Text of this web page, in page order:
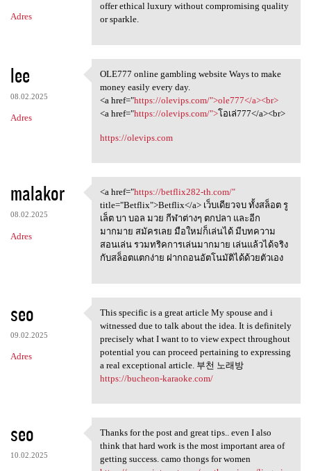
Adres
offer ethical luxury without compromising quality
or sparkle.
lee
08.02.2025
Adres
OLE777 online gambling
OLE777 online gambling website Ways to make
money easily every day.
<a href="https://olevips.com/">ole777</a><br>
<a href="https://olevips.com/">โอเล่777</a><br>
https://olevips.com
malakor
08.02.2025
Adres
<a href="https://betflix282
<a href="https://betflix282-th.com/"
title="Betflix">Betflix</a> เว็บเดียวจบ ทั้งสล็อต รู
เล็ต บา บอล มวย กีฬาต่างๆ ตกปลา และอีก
มากมาย สมัครเลย มือใหม่ก็เล่นได้ มีบทความ
สอนเล่น รวมทริคการเล่นมากมาย เล่นแล้วได้จริง
กับสล็อตแตกง่าย ฝากถอนอัตโนมัติได้ด้วยตัวเอง
seo
09.02.2025
Adres
This specific is a great
This specific is a great article My spouse and i
witnessed due to talk about the idea. It is definitely
precisely what I want to to view expect throughout
potential you can proceed pertaining to expressing
a real exceptional article. 부천 노래방
https://bucheon-karaoke.com/
seo
10.02.2025
Thanks for the post and great
Thanks for the post and great tips.. even I also
think that hard work is the most important area of
getting success. camo thongs for women